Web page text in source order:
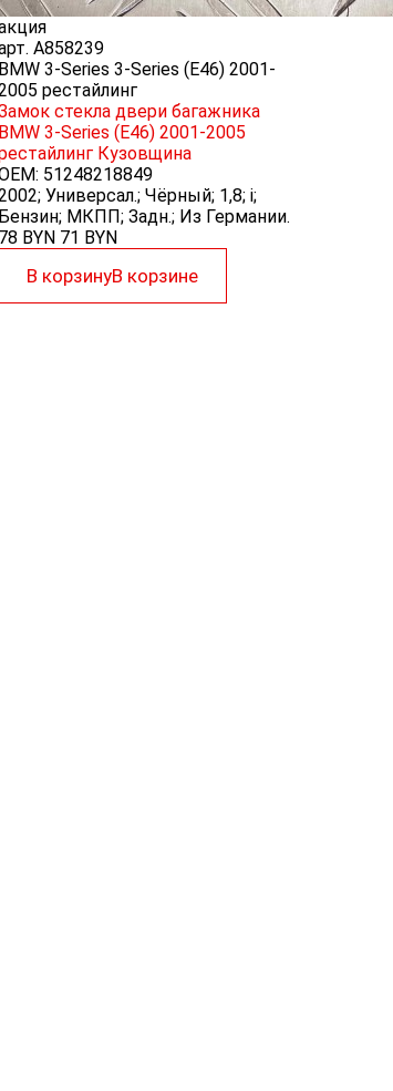
A858239
BMW 3-Series 3-Series (E46) 2001-
рестайлинг
стекла двери багажника
BMW 3-Series (E46) 2001-2005
Кузовщина
51248218849
Универсал.; Чёрный; 1,8; i;
Бензин; МКПП; Задн.; Из Германии.
78 BYN 71 BYN
В корзинуВ корзине